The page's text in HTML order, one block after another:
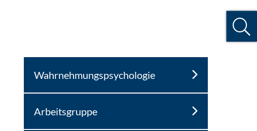
Wahrnehmungspsychologie
Arbeitsgruppe